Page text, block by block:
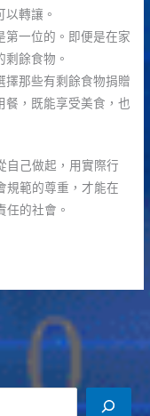
轉讓。
第一位的。即便是在家
餘食物。
擇那些有剩餘食物捐贈
餐，既能享受美食，也
自己做起，用實際行
規範的尊重，才能在
任的社會。